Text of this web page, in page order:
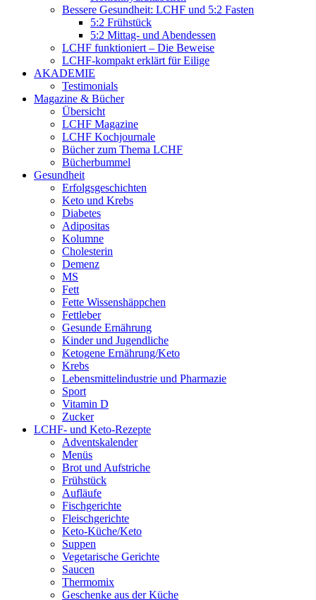
Bessere Gesundheit: LCHF und 5:2 Fasten
5:2 Frühstück
5:2 Mittag- und Abendessen
LCHF funktioniert – Die Beweise
LCHF-kompakt erklärt für Eilige
AKADEMIE
Testimonials
Magazine & Bücher
Übersicht
LCHF Magazine
LCHF Kochjournale
Bücher zum Thema LCHF
Bücherbummel
Gesundheit
Erfolgsgeschichten
Keto und Krebs
Diabetes
Adipositas
Kolumne
Cholesterin
Demenz
MS
Fett
Fette Wissenshäppchen
Fettleber
Gesunde Ernährung
Kinder und Jugendliche
Ketogene Ernährung/Keto
Krebs
Lebensmittelindustrie und Pharmazie
Sport
Vitamin D
Zucker
LCHF- und Keto-Rezepte
Adventskalender
Menüs
Brot und Aufstriche
Frühstück
Aufläufe
Fischgerichte
Fleischgerichte
Keto-Küche/Keto
Suppen
Vegetarische Gerichte
Saucen
Thermomix
Geschenke aus der Küche